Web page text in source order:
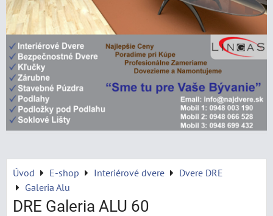
Úvod E-shop Interiérové dvere
Dvere DRE
Galeria Alu
DRE Galeria ALU 60